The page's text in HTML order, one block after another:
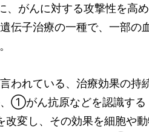
がんに対する攻撃性を高
伝子治療の一種で、一部の
われている、治療効果の
①がん抗原などを認識す
改変し、その効果を細胞